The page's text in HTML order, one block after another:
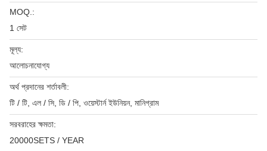
MOQ.:
1 সেট
মূল্য:
আলোচনাযোগ্য
অর্থ প্রদানের শর্তাবলী:
টি / টি, এল / সি, ডি / পি, ওয়েস্টার্ন ইউনিয়ন, মানিগ্রাম
সরবরাহের ক্ষমতা:
20000SETS / YEAR